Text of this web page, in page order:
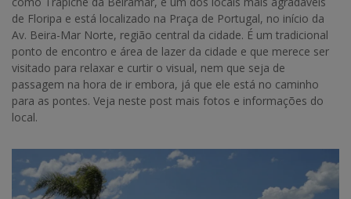
de Floripa e está localizado na Praça de Portugal, no início da
Av. Beira-Mar Norte, região central da cidade. É um tradicional
ponto de encontro e área de lazer da cidade e que merece ser
visitado para relaxar e curtir o visual, nem que seja de
passagem na hora de ir embora, já que ele está no caminho
para as pontes. Veja neste post mais fotos e informações do
local.